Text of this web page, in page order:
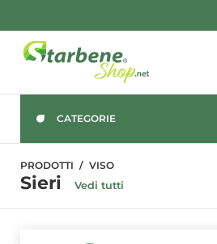
CATEGORIE
PRODOTTI VISO
Sieri Vedi tutti